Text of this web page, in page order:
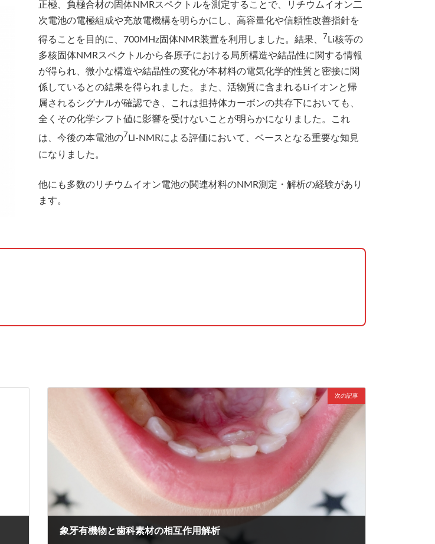
正極、負極合材の固体NMRスペクトルを測定することで、リチウムイオン二
次電池の電極組成や充放電機構を明らかにし、高容量化や信頼性改善指針を
得ることを目的に、700MHz固体NMR装置を利用しました。結果、 7 Li核等の
多核固体NMRスペクトルから各原子における局所構造や結晶性に関する情報
が得られ、微小な構造や結晶性の変化が本材料の電気化学的性質と密接に関
係しているとの結果を得られました。また、活物質に含まれるLiイオンと帰
属されるシグナルが確認でき、これは担持体カーボンの共存下においても、
全くその化学シフト値に影響を受けないことが明らかになりました。これ
は、今後の本電池の7 Li-NMRによる評価において、ベースとなる重要な知見
になりました。
他にも多数のリチウムイオン電池の関連材料のNMR測定・解析の経験があり
ます。
次の記事
象牙有機物と歯科素材の相互作用解析